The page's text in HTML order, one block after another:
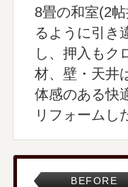
8畳の和室(2
るように引き
し、押入もク
材、壁・天井
体感のある快
リフォームし
BEFORE